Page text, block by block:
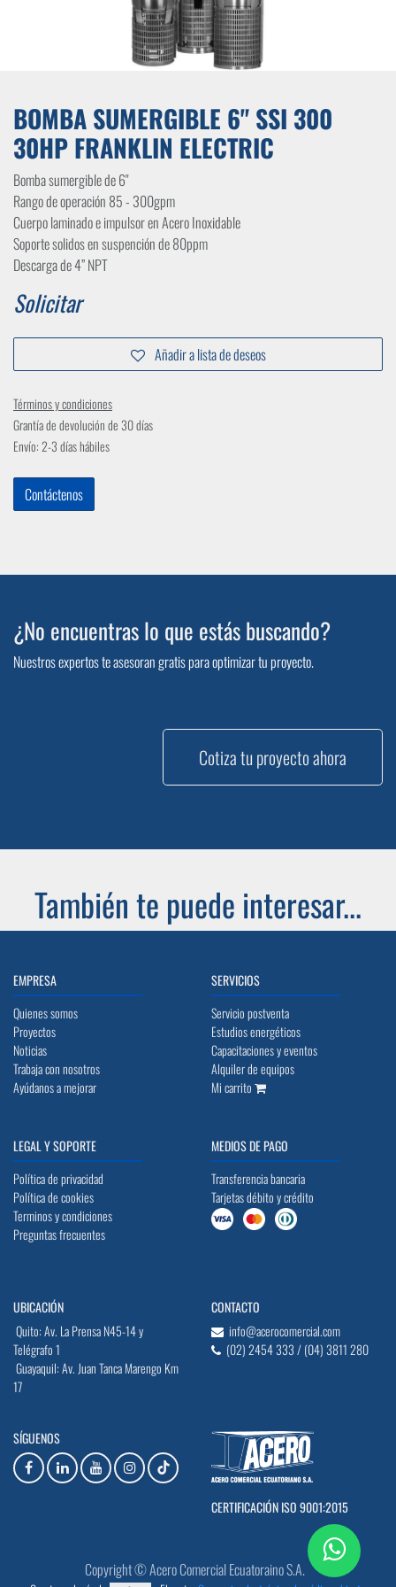
BOMBA SUMERGIBLE 6" SSI 300
30HP FRANKLIN ELECTRIC
Bomba sumergible de 6"
Rango de operación 85 - 300gpm
Cuerpo laminado e impulsor en Acero Inoxidable
Soporte solidos en suspención de 80ppm
Descarga de 4” NPT
Solicitar
Añadir a lista de deseos
Términos y condiciones
Grantía de devolución de 30 días
Envío: 2-3 días hábiles
Contáctenos
¿No encuentras lo que estás buscando?
Nuestros expertos te asesoran gratis para optimizar tu proyecto.
Cotiza tu proyecto ahora
También te puede interesar...
EMPRESA
Quienes somos
Proyectos
Noticias
Trabaja con nosotros
Ayúdanos a mejorar
SERVICIOS
Servicio postventa
Estudios energéticos
Capacitaciones y eventos
Alquiler de equipos
Mi carrito
LEGAL Y SOPORTE
Política de privacidad
Política de cookies
Terminos y condiciones
Preguntas frecuentes
MEDIOS DE PAGO
Transferencia bancaria
Tarjetas débito y crédito
UBICACIÓN
Quito: Av. La Prensa N45-14 y
Telégrafo 1
Guayaquil: Av. Juan Tanca Marengo Km
17
CONTACTO
info@acerocomercial.com
(02) 2454 333 / (04) 3811 280
SÍGUENOS
CERTIFICACIÓN ISO 9001:2015
Copyright © Acero Comercial Ecuatoraino S.A.